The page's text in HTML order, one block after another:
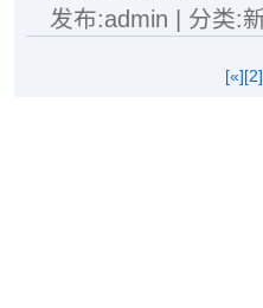
发布:admin | 分类:
[«][2]